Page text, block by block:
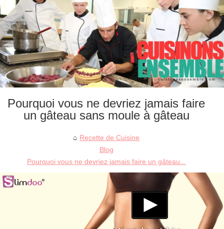
Pourquoi vous ne devriez jamais faire
un gâteau sans moule à gâteau
Recette de Cuisine
Blog
Pourquoi vous ne devriez jamais faire un gâteau...